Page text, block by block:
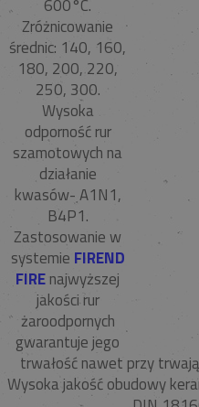
600°C.
Zróżnicowanie
średnic: 140, 160,
180, 200, 220,
250, 300.
Wysoka
odporność rur
szamotowych na
działanie
kwasów- A1N1,
B4P1.
Zastosowanie w
systemie FIREND
FIREnajwyższej
jakości rur
żaroodpornych
gwarantuje jego
trwałość nawet przy
Wysoka jakość obudowy